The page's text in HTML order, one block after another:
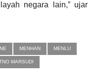
negara lain,” ujar
MENHAN MENLU
MARSUDI